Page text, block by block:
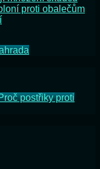
proti obalečům
postřiky proti